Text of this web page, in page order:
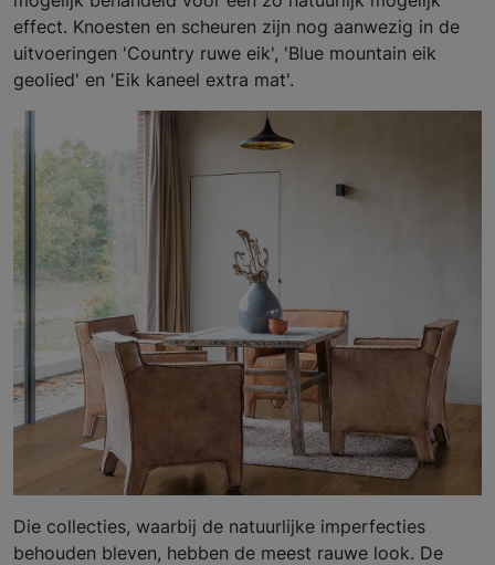
effect. Knoesten en scheuren zijn nog aanwezig in de
uitvoeringen 'Country ruwe eik', 'Blue mountain eik
geolied' en 'Eik kaneel extra mat'.
Die collecties, waarbij de natuurlijke imperfecties
behouden bleven, hebben de meest rauwe look. De